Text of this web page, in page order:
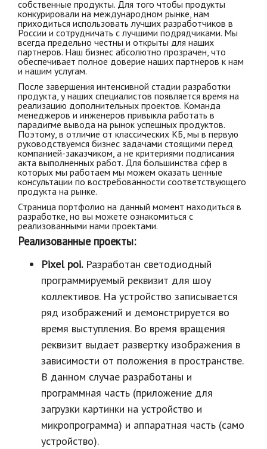
собственные продукты. Для того чтобы продукты
конкурировали на международном рынке, нам
приходиться использовать лучших разработчиков в
России и сотрудничать с лучшими подрядчиками. Мы
всегда предельно честны и открыты для наших
партнеров. Наш бизнес абсолютно прозрачен, что
обеспечивает полное доверие наших партнеров к нам
и нашим услугам.
После завершения интенсивной стадии разработки
продукта, у наших специалистов появляется время на
реализацию дополнительных проектов. Команда
менеджеров и инженеров привыкла работать в
парадигме вывода на рынок успешных продуктов.
Поэтому, в отличие от классических КБ, мы в первую
руководствуемся бизнес задачами стоящими перед
компанией-заказчиком, а не критериями подписания
акта выполненных работ. Для большинства сфер в
которых мы работаем мы можем оказать ценные
консультации по востребованности соответствующего
продукта на рынке.
Страница портфолио на данный момент находиться в
разработке, но вы можете ознакомиться с
реализованными нами проектами.
Реализованные проекты:
Pixel poi.Разработан светодиодный
программируемый реквизит для шоу
коллективов. На устройство записывается
ряд изображений и демонстрируется во
время выступления. Во время вращения
реквизит выдает развертку изображения в
зависимости от положения в пространстве.
В данном случае разработаны и
программная часть (приложение для
загрузки картинки на устройство и
микропрограмма) и аппаратная часть (само
устройство).